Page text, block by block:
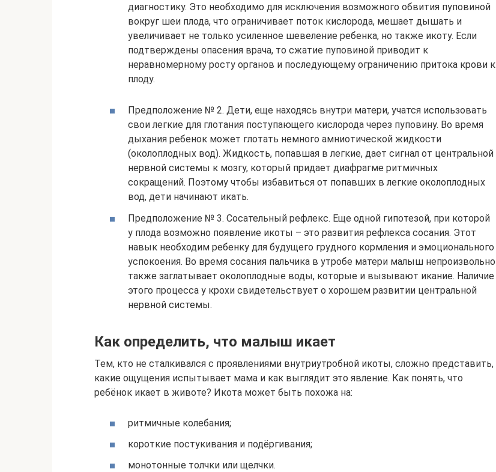
диагностику. Это необходимо для исключения возможного обвития пуповиной
вокруг шеи плода, что ограничивает поток кислорода, мешает дышать и
увеличивает не только усиленное шевеление ребенка, но также икоту. Если
подтверждены опасения врача, то сжатие пуповиной приводит к
неравномерному росту органов и последующему ограничению притока крови к
плоду.
Предположение № 2. Дети, еще находясь внутри матери, учатся использовать
свои легкие для глотания поступающего кислорода через пуповину. Во время
дыхания ребенок может глотать немного амниотической жидкости
(околоплодных вод). Жидкость, попавшая в легкие, дает сигнал от центральной
нервной системы к мозгу, который придает диафрагме ритмичных
сокращений. Поэтому чтобы избавиться от попавших в легкие околоплодных
вод, дети начинают икать.
Предположение № 3. Сосательный рефлекс. Еще одной гипотезой, при которой
у плода возможно появление икоты – это развития рефлекса сосания. Этот
навык необходим ребенку для будущего грудного кормления и эмоционального
успокоения. Во время сосания пальчика в утробе матери малыш непроизвольно
также заглатывает околоплодные воды, которые и вызывают икание. Наличие
этого процесса у крохи свидетельствует о хорошем развитии центральной
нервной системы.
Как определить, что малыш икает
Тем, кто не сталкивался с проявлениями внутриутробной икоты, сложно представить,
какие ощущения испытывает мама и как выглядит это явление. Как понять, что
ребёнок икает в животе? Икота может быть похожа на:
ритмичные колебания;
короткие постукивания и подёргивания;
монотонные толчки или щелчки.